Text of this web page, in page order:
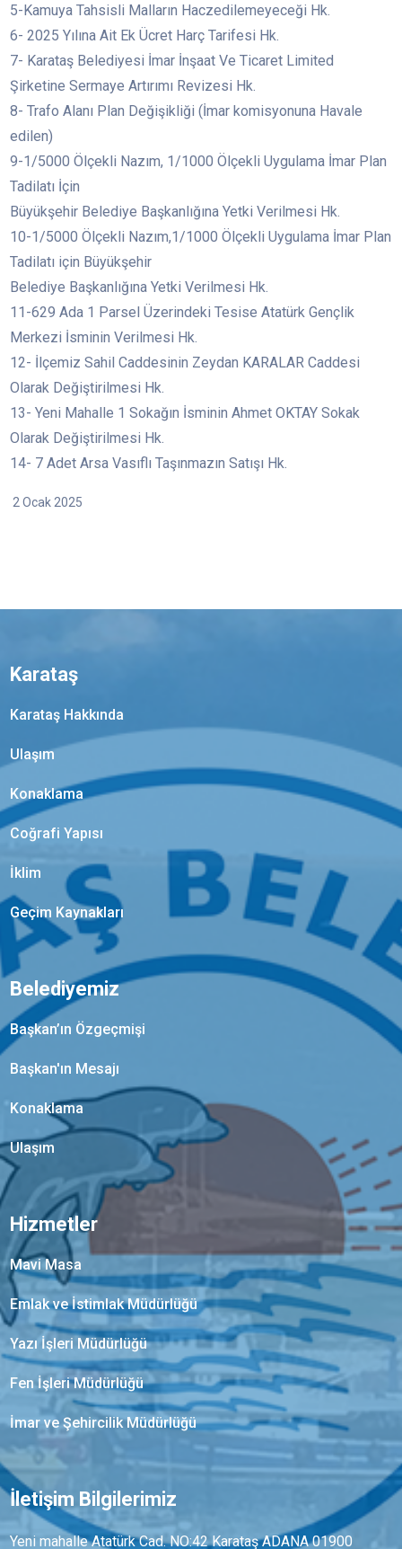
5-Kamuya Tahsisli Malların Haczedilemeyeceği Hk.
6- 2025 Yılına Ait Ek Ücret Harç Tarifesi Hk.
7- Karataş Belediyesi İmar İnşaat Ve Ticaret Limited
Şirketine Sermaye Artırımı Revizesi Hk.
8- Trafo Alanı Plan Değişikliği (İmar komisyonuna Havale
edilen)
9-1/5000 Ölçekli Nazım, 1/1000 Ölçekli Uygulama İmar Plan
Tadilatı İçin
Büyükşehir Belediye Başkanlığına Yetki Verilmesi Hk.
10-1/5000 Ölçekli Nazım,1/1000 Ölçekli Uygulama İmar Plan
Tadilatı için Büyükşehir
Belediye Başkanlığına Yetki Verilmesi Hk.
11-629 Ada 1 Parsel Üzerindeki Tesise Atatürk Gençlik
Merkezi İsminin Verilmesi Hk.
12- İlçemiz Sahil Caddesinin Zeydan KARALAR Caddesi
Olarak Değiştirilmesi Hk.
13- Yeni Mahalle 1 Sokağın İsminin Ahmet OKTAY Sokak
Olarak Değiştirilmesi Hk.
14- 7 Adet Arsa Vasıflı Taşınmazın Satışı Hk.
2 Ocak 2025
Karataş
Karataş Hakkında
Ulaşım
Konaklama
Coğrafi Yapısı
İklim
Geçim Kaynakları
Belediyemiz
Başkan’ın Özgeçmişi
Başkan'ın Mesajı
Konaklama
Ulaşım
Hizmetler
Mavi Masa
Emlak ve İstimlak Müdürlüğü
Yazı İşleri Müdürlüğü
Fen İşleri Müdürlüğü
İmar ve Şehircilik Müdürlüğü
İletişim Bilgilerimiz
Yeni mahalle Atatürk Cad. NO:42 Karataş ADANA 01900